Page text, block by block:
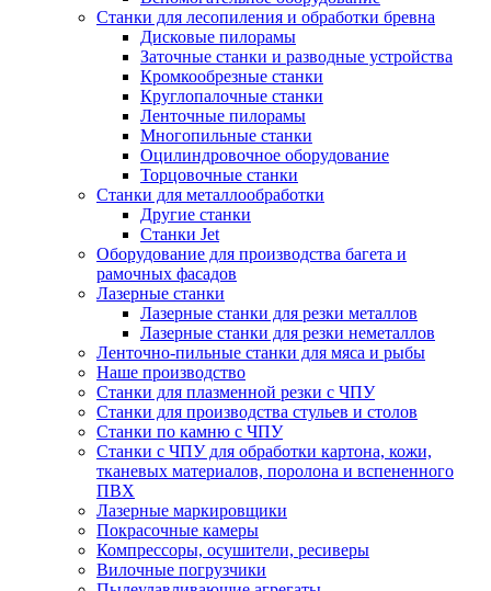
Станки для лесопиления и обработки бревна
Дисковые пилорамы
Заточные станки и разводные устройства
Кромкообрезные станки
Круглопалочные станки
Ленточные пилорамы
Многопильные станки
Оцилиндровочное оборудование
Торцовочные станки
Станки для металлообработки
Другие станки
Станки Jet
Оборудование для производства багета и
рамочных фасадов
Лазерные станки
Лазерные станки для резки металлов
Лазерные станки для резки неметаллов
Ленточно-пильные станки для мяса и рыбы
Наше производство
Станки для плазменной резки с ЧПУ
Станки для производства стульев и столов
Станки по камню с ЧПУ
Станки с ЧПУ для обработки картона, кожи,
тканевых материалов, поролона и вспененного
ПВХ
Лазерные маркировщики
Покрасочные камеры
Компрессоры, осушители, ресиверы
Вилочные погрузчики